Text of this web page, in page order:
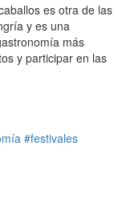
es otra de las
y es una
más
y participar en las
#festivales